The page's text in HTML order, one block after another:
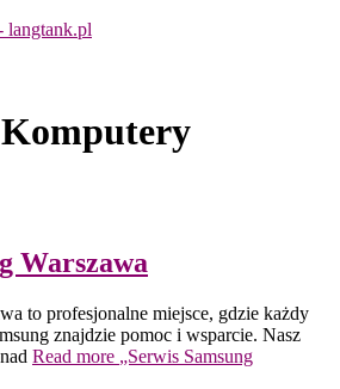
langtank.pl
Komputery
Warszawa
to profesjonalne miejsce, gdzie każdy
znajdzie pomoc i wsparcie. Nasz
Read more „Serwis Samsung